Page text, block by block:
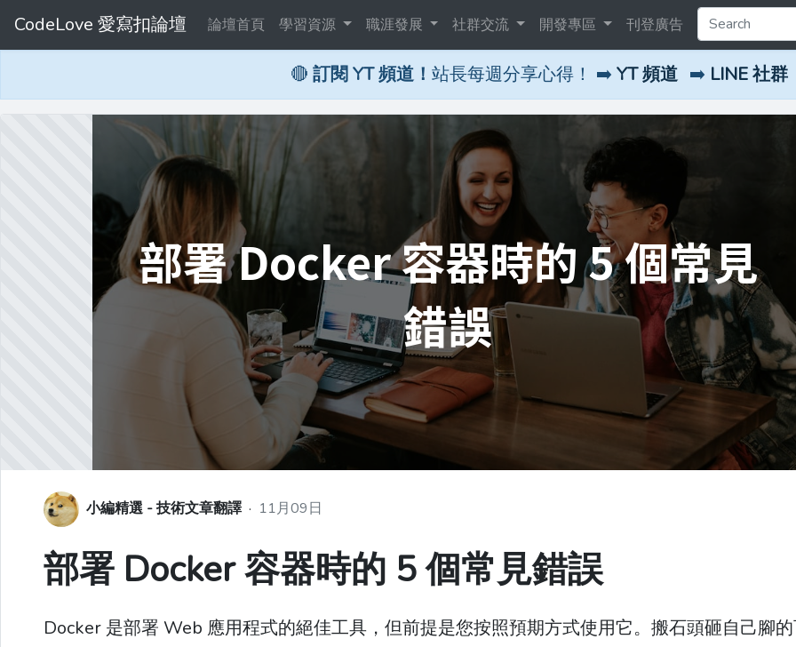
CodeLove 愛寫扣論壇 論壇首頁 學習資源 職涯發展 社群交流 開發專區 刊登廣告
🔴 訂閱 YT 頻道！ 站長每週分享心得！ ➡️ YT 頻道 ➡️ LINE 社群
小編精選 - 技術文章翻譯 · 11月09日
部署 Docker 容器時的 5 個常見錯誤
Docker 是部署 Web 應用程式的絕佳工具，但前提是您按照預期方式使用它。搬石頭砸自己腳